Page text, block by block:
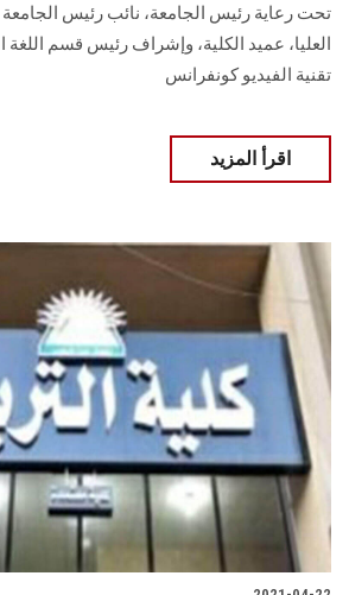
تحت رعاية رئيس الجامعة، نائب رئيس
العليا، عميد الكلية، وإشراف رئيس قسم اللغة
تقنية الفيديو كونفرانس
اقرأ المزيد